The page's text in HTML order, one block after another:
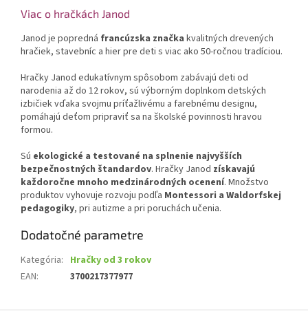
Viac o hračkách Janod
Janod je popredná francúzska značka kvalitných drevených
hračiek, stavebníc a hier pre deti s viac ako 50-ročnou tradíciou.
Hračky Janod edukatívnym spôsobom zabávajú deti od
narodenia až do 12 rokov, sú výborným doplnkom detských
izbičiek vďaka svojmu príťažlivému a farebnému designu,
pomáhajú deťom pripraviť sa na školské povinnosti hravou
formou.
Sú ekologické a testované na splnenie najvyšších
bezpečnostných štandardov. Hračky Janod získavajú
každoročne mnoho medzinárodných ocenení. Množstvo
produktov vyhovuje rozvoju podľa Montessori a Waldorfskej
pedagogiky, pri autizme a pri poruchách učenia.
Dodatočné parametre
Kategória: Hračky od 3 rokov
EAN: 3700217377977